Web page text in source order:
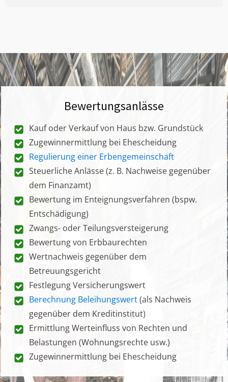
Bewertungsanlässe
Kauf oder Verkauf von Haus bzw. Grundstück
Zugewinnermittlung bei Ehescheidung
Regulierung einer Erbengemeinschaft
Steuerliche Anlässe (z. B. Nachweise gegenüber
dem Finanzamt)
Bewertung im Enteignungsverfahren (bspw.
Entschädigung)
Zwangs- oder Teilungsversteigerung
Bewertung von Erbbaurechten
Wertnachweis gegenüber dem
Betreuungsgericht
Festlegung Versicherungswert
Berechnung Beleihungswert(als Nachweis
gegenüber dem Kreditinstitut)
Ermittlung Werteinfluss von Rechten und
Belastungen (Wohnungsrechte usw.)
Zugewinnermittlung bei Ehescheidung